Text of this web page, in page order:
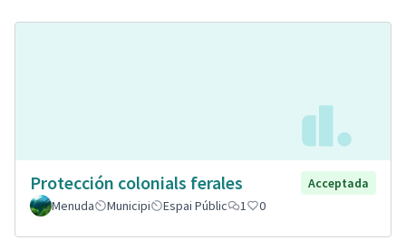
Protección colonials ferales
Acceptada
Menuda
Municipi Espai Públic 1 0